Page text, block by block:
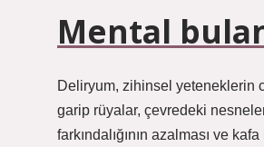
Mental
Deliryum, zihinsel yeteneklerin
garip rüyalar, çevredeki
farkındalığının azalması ve